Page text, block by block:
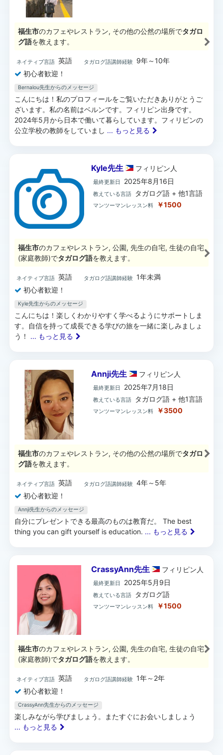
福生市のカフェやレストラン, その他の公然の場所でタガロ
グ語を教えます。
ネイティブ言語 英語 タガログ語講師経験
9年～10年
初心者歓迎！
Bernalou先生からのメッセージ
こんにちは！私のプロフィールをご覧いただきありがとうご
ざいます。私の名前はベルンです。フィリピン出身です。
2024年5月から日本で働いて暮らしています。フィリピンの
公立学校の教師をしていまし ... もっと見る
Kyle先生 フィリピン 人
最終更新日 2025年8月16日
教えている言語 タガログ語 + 他1言語
マンツーマンレッスン料 ￥1500
福生市のカフェやレストラン, 公園, 先生の自宅, 生徒の自宅
(家庭教師)でタガログ語を教えます。
ネイティブ言語 英語 タガログ語講師経験 1年未満
初心者歓迎！
Kyle先生からのメッセージ
こんにちは！楽しくわかりやすく学べるようにサポートしま
す。自信を持って成長できる学びの旅を一緒に楽しみましょ
う！ ... もっと見る
Annji先生 フィリピン 人
最終更新日 2025年7月18日
教えている言語 タガログ語 + 他1言語
マンツーマンレッスン料 ￥3500
福生市のカフェやレストラン, その他の公然の場所でタガロ
グ語を教えます。
ネイティブ言語 英語 タガログ語講師経験 4年～5年
初心者歓迎！
Annji先生からのメッセージ
自分にプレゼントできる最高のものは教育だ。 The best
thing you can gift yourself is education. ... もっと見る
CrassyAnn先生 フィリピン 人
最終更新日 2025年5月9日
教えている言語 タガログ語
マンツーマンレッスン料 ￥1500
福生市のカフェやレストラン, 公園, 先生の自宅, 生徒の自宅
(家庭教師)でタガログ語を教えます。
ネイティブ言語 英語 タガログ語講師経験 1年～2年
初心者歓迎！
CrassyAnn先生からのメッセージ
楽しみながら学びましょう。またすぐにお会いしましょう
... もっと見る